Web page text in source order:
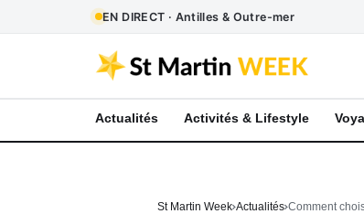
EN DIRECT · Antilles & Outre-mer
Actualités Activités & Lifestyle
St Martin Week Actualités Comment